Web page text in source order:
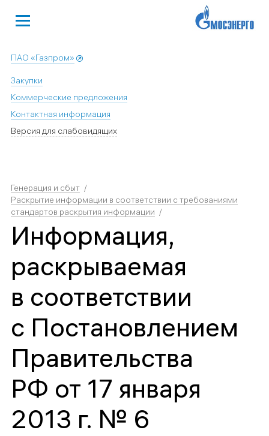
ПАО «Газпром»
Закупки
Коммерческие предложения
Контактная информация
Версия для слабовидящих
Генерация и сбыт
Раскрытие информации в соответствии с требованиями
стандартов раскрытия информации
Информация,
раскрываемая
в соответствии
с Постановлением
Правительства
РФ от 17 января
2013 г. № 6